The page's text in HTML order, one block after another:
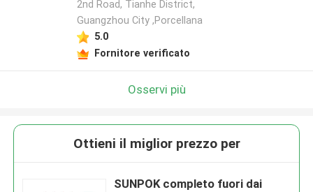
Lasciate un messaggio
Ti richiameremo presto!
2nd Road, Tianhe District,
Guangzhou City ,Porcellana
5.0
Fornitore verificato
Osservi più
Ottieni il miglior prezzo per
SUNPOK completo fuori dai